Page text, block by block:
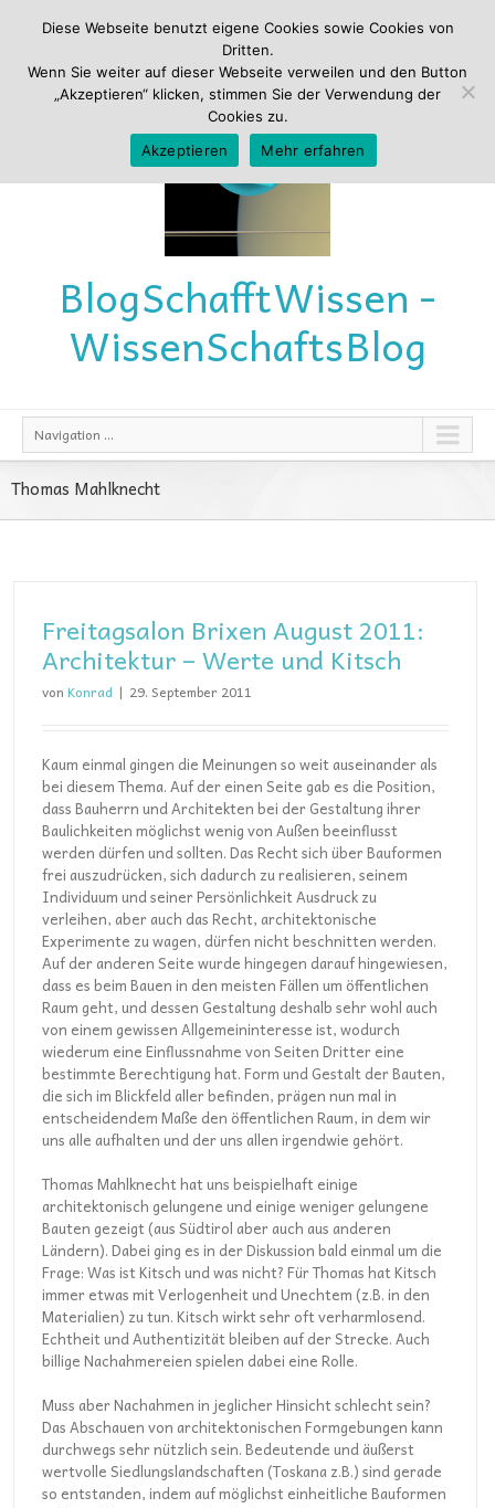
BlogSchafftWissen -
WissenSchaftsBlog
Navigation ...
Thomas Mahlknecht
Freitagsalon Brixen August 2011:
Architektur – Werte und Kitsch
von Konrad | 29. September 2011
Kaum einmal gingen die Meinungen so weit auseinander als
bei diesem Thema. Auf der einen Seite gab es die Position,
dass Bauherrn und Architekten bei der Gestaltung ihrer
Baulichkeiten möglichst wenig von Außen beeinflusst
werden dürfen und sollten. Das Recht sich über Bauformen
frei auszudrücken, sich dadurch zu realisieren, seinem
Individuum und seiner Persönlichkeit Ausdruck zu
verleihen, aber auch das Recht, architektonische
Experimente zu wagen, dürfen nicht beschnitten werden.
Auf der anderen Seite wurde hingegen darauf hingewiesen,
dass es beim Bauen in den meisten Fällen um öffentlichen
Raum geht, und dessen Gestaltung deshalb sehr wohl auch
von einem gewissen Allgemeininteresse ist, wodurch
wiederum eine Einflussnahme von Seiten Dritter eine
bestimmte Berechtigung hat. Form und Gestalt der Bauten,
die sich im Blickfeld aller befinden, prägen nun mal in
entscheidendem Maße den öffentlichen Raum, in dem wir
uns alle aufhalten und der uns allen irgendwie gehört.
Thomas Mahlknecht hat uns beispielhaft einige
architektonisch gelungene und einige weniger gelungene
Bauten gezeigt (aus Südtirol aber auch aus anderen
Ländern). Dabei ging es in der Diskussion bald einmal um die
Frage: Was ist Kitsch und was nicht? Für Thomas hat Kitsch
immer etwas mit Verlogenheit und Unechtem (z.B. in den
Materialien) zu tun. Kitsch wirkt sehr oft verharmlosend.
Echtheit und Authentizität bleiben auf der Strecke. Auch
billige Nachahmereien spielen dabei eine Rolle.
Muss aber Nachahmen in jeglicher Hinsicht schlecht sein?
Das Abschauen von architektonischen Formgebungen kann
durchwegs sehr nützlich sein. Bedeutende und äußerst
wertvolle Siedlungslandschaften (Toskana z.B.) sind gerade
so entstanden, indem auf möglichst einheitliche Bauformen
Diese Webseite benutzt eigene Cookies sowie Cookies von
Dritten.
Wenn Sie weiter auf dieser Webseite verweilen und den Button
„Akzeptieren“ klicken, stimmen Sie der Verwendung der
Cookies zu.
Akzeptieren
Mehr erfahren